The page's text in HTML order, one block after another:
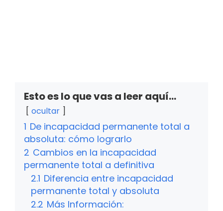
Esto es lo que vas a leer aquí...
ocultar
1 De incapacidad permanente total a
absoluta: cómo lograrlo
2 Cambios en la incapacidad
permanente total a definitiva
2.1 Diferencia entre incapacidad
permanente total y absoluta
2.2 Más Información: